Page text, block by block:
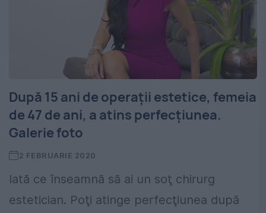
După 15 ani de operaţii estetice, femeia
de 47 de ani, a atins perfecţiunea.
Galerie foto
2 FEBRUARIE 2020
Iată ce înseamnă să ai un soţ chirurg
estetician. Poţi atinge perfecţiunea după